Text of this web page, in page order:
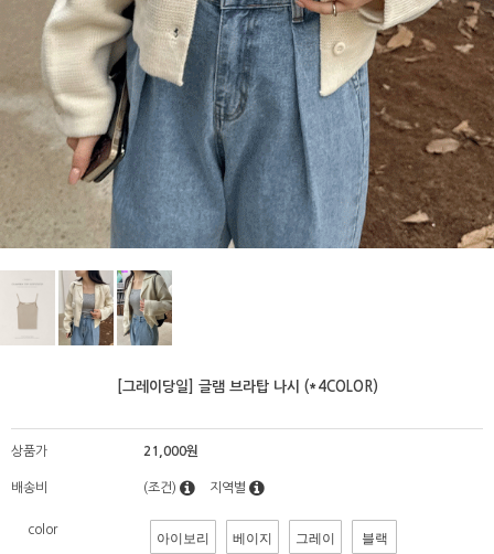
[그레이당일] 글램 브라탑 나시 (*4COLOR)
상품가 21,000원
배송비 (조건) 지역별
color 아이보리 베이지 그레이 블랙